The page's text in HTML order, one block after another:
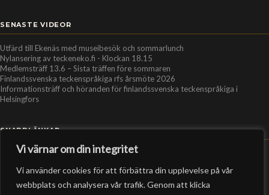
Vi värnar om din integritet
Vi använder cookies för att förbättra din upplevelse på vår
webbplats och analysera vår trafik. Genom att klicka
SENASTE VIDEOR
Utfärd till Ekenäs med museibesök och sommarlunch
Nylansering av teckeneko.fi - Klockan 18.15
Medlemsträff 13.6 – Sista träffen före sommaren
Finlandssvenska teckenspråkiga rfs årsmöte 2026
Informationsträff och höranden för finlandssvenska teckenspråkiga i
Helsingfors
SNABBLÄNKAR
Personer
Organisationer